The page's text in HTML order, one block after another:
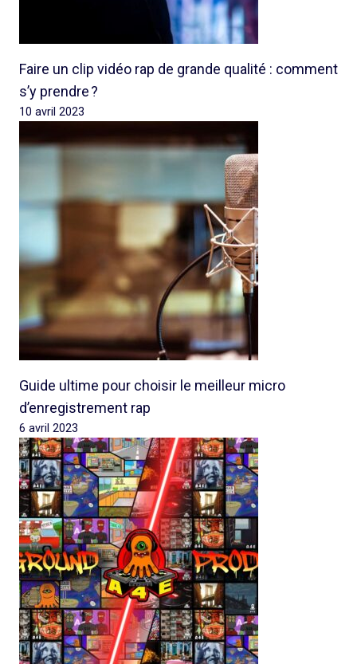
Faire un clip vidéo rap de grande qualité : comment
s’y prendre ?
10 avril 2023
Guide ultime pour choisir le meilleur micro
d’enregistrement rap
6 avril 2023